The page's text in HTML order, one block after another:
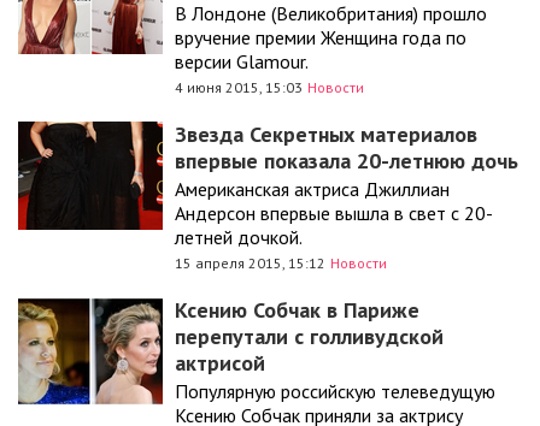
В Лондоне (Великобритания) прошло
вручение премии Женщина года по
версии Glamour.
4 июня 2015, 15:03 Новости
Звезда Секретных материалов
впервые показала 20-летнюю дочь
Американская актриса Джиллиан
Андерсон впервые вышла в свет с 20-
летней дочкой.
15 апреля 2015, 15:12 Новости
Ксению Собчак в Париже
перепутали с голливудской
актрисой
Популярную российскую телеведущую
Ксению Собчак приняли за актрису